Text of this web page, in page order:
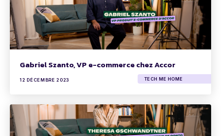
Gabriel Szanto, VP e-commerce chez Accor
12 DÉCEMBRE 2023 TECH ME HOME